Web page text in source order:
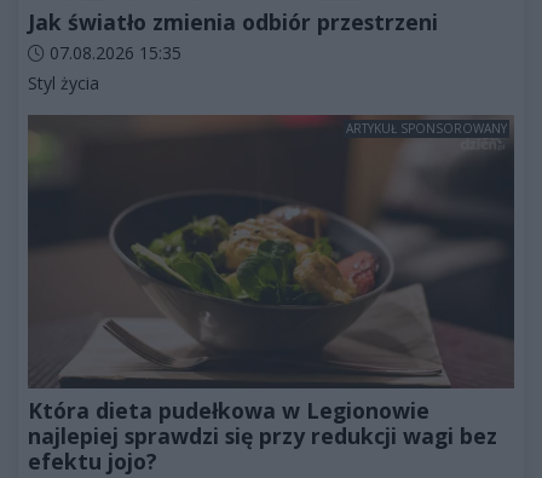
Jak światło zmienia odbiór przestrzeni
Data dodania artykułu:
07.08.2026 15:35
Kategorie artykułu:
Styl życia
ARTYKUŁ SPONSOROWANY
Która dieta pudełkowa w Legionowie
najlepiej sprawdzi się przy redukcji wagi bez
efektu jojo?